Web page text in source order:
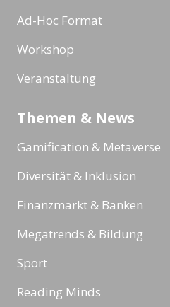
Ad-Hoc Format
Workshop
Veranstaltung
Themen & News
Gamification & Metaverse
Diversität & Inklusion
Finanzmarkt & Banken
Megatrends & Bildung
Sport
Reading Minds